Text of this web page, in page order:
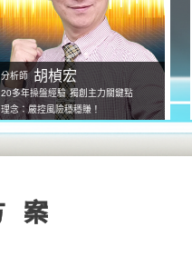
分析師 胡楨宏
20多年操盤經驗 獨創主力關鍵點
理念：嚴控風險穩穩賺！
案